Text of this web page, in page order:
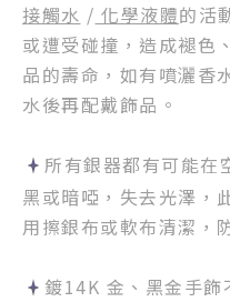
接觸水 / 化學液體的活
或遭受碰撞，造成褪色
品的壽命，如有噴灑香
水後再配戴飾品。
所有銀器都有可能在
黑或暗啞，失去光澤，
用擦銀布或軟布清潔，
鍍14K 金、黑金手飾